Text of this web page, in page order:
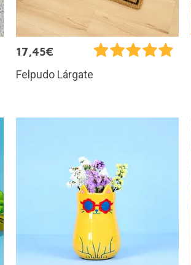
17,45€
Felpudo Lárgate